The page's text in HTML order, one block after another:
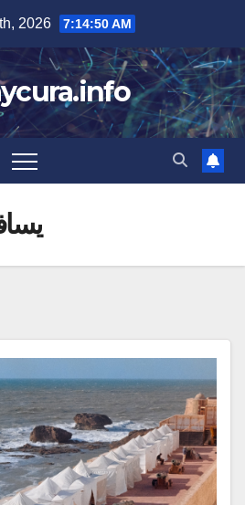
2026 7:14:51 AM